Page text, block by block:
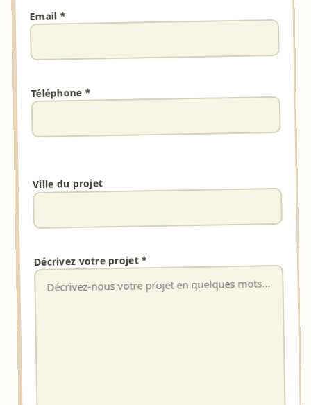
Email *
Téléphone *
Ville du projet
Décrivez votre projet *